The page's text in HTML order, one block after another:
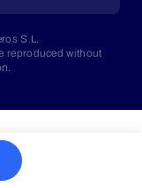
S.L.
reproduced without